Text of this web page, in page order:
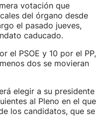
votación que
del órgano desde
el pasado jueves,
caducado.
el PSOE y 10 por el PP,
dos se movieran
elegir a su presidente
al Pleno en el que
los candidatos, que se